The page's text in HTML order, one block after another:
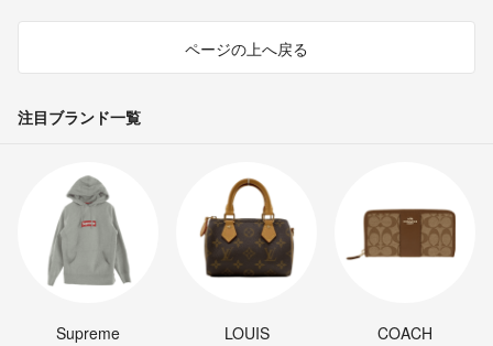
ページの上へ戻る
注目ブランド一覧
Supreme
LOUIS
COACH